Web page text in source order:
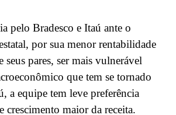
pelo Bradesco e Itaú ante o
por sua menor rentabilidade
pares, ser mais vulnerável
que tem se tornado
a equipe tem leve preferência
maior da receita.